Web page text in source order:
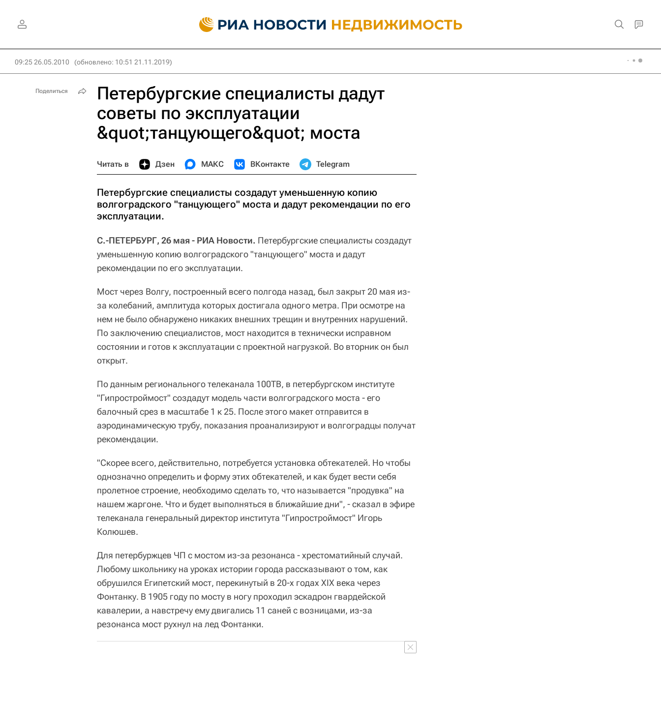
09:25 26.05.2010 (обновлено: 10:51 21.11.2019)
Петербургские специалисты дадут
советы по эксплуатации
&quot;танцующего&quot; моста
Читать в Дзен МАКС ВКонтакте Telegram
Петербургские специалисты создадут уменьшенную копию
волгоградского "танцующего" моста и дадут рекомендации по его
эксплуатации.
С.-ПЕТЕРБУРГ, 26 мая - РИА Новости. Петербургские специалисты создадут
уменьшенную копию волгоградского "танцующего" моста и дадут
рекомендации по его эксплуатации.
Мост через Волгу, построенный всего полгода назад, был закрыт 20 мая из-
за колебаний, амплитуда которых достигала одного метра. При осмотре на
нем не было обнаружено никаких внешних трещин и внутренних нарушений.
По заключению специалистов, мост находится в технически исправном
состоянии и готов к эксплуатации с проектной нагрузкой. Во вторник он был
открыт.
По данным регионального телеканала 100ТВ, в петербургском институте
"Гипростроймост" создадут модель части волгоградского моста - его
балочный срез в масштабе 1 к 25. После этого макет отправится в
аэродинамическую трубу, показания проанализируют и волгоградцы получат
рекомендации.
"Скорее всего, действительно, потребуется установка обтекателей. Но чтобы
однозначно определить и форму этих обтекателей, и как будет вести себя
пролетное строение, необходимо сделать то, что называется "продувка" на
нашем жаргоне. Что и будет выполняться в ближайшие дни", - сказал в эфире
телеканала генеральный директор института "Гипростроймост" Игорь
Колюшев.
Для петербуржцев ЧП с мостом из-за резонанса - хрестоматийный случай.
Любому школьнику на уроках истории города рассказывают о том, как
обрушился Египетский мост, перекинутый в 20-х годах XIX века через
Фонтанку. В 1905 году по мосту в ногу проходил эскадрон гвардейской
кавалерии, а навстречу ему двигались 11 саней с возницами, из-за
резонанса мост рухнул на лед Фонтанки.
Поделиться